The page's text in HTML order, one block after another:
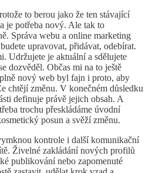
to berou jako že ten stávající
je potřeba nový. Ale tak to
Správa webu a online marketing
upravovat, přidávat, odebírat.
Udržujete je aktuální a sdělujete
dozvěděl. Občas mi na to ještě
nový web byl fajn i proto, aby
chtějí změnu. V konečném důsledku
definuje právě jejich obsah. A
trochu přeskládáme úvodní
posun a svěží změnu.
kontrole i další komunikační
Živelné zakládání nových profilů
publikování nebo zapomenuté